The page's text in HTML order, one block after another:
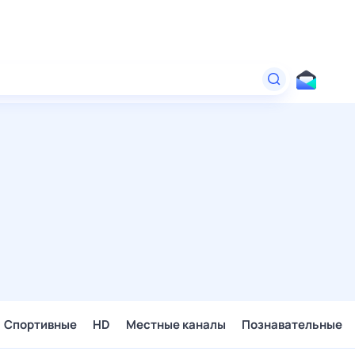
Спортивные HD Местные каналы Познавательные